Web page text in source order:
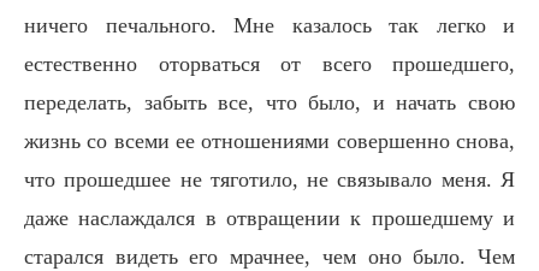
ничего печального. Мне казалось так легко и
естественно оторваться от всего прошедшего,
переделать, забыть все, что было, и начать свою
жизнь со всеми ее отношениями совершенно снова,
что прошедшее не тяготило, не связывало меня. Я
даже наслаждался в отвращении к прошедшему и
старался видеть его мрачнее, чем оно было. Чем